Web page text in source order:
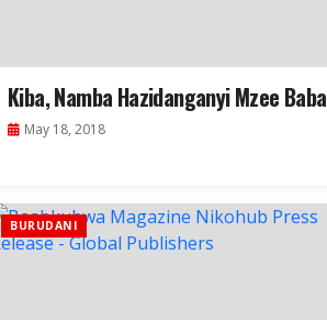
Kiba, Namba Hazidanganyi Mzee Baba
May 18, 2018
BURUDANI